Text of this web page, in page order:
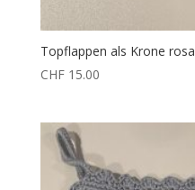
Topflappen als Krone rosa
CHF15.00